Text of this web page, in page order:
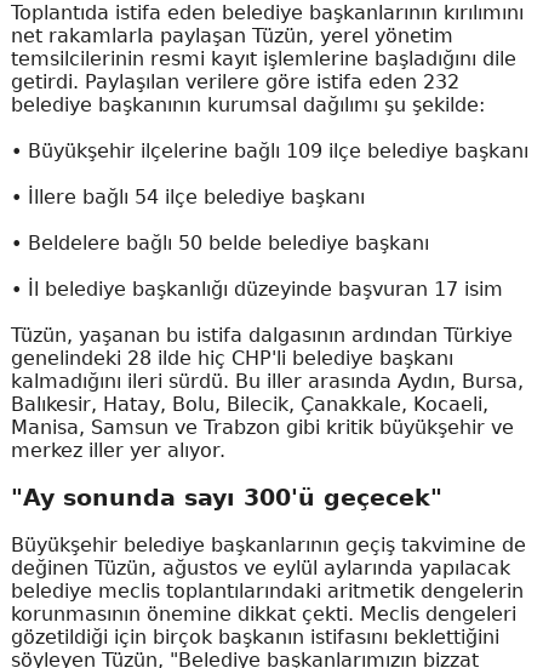
Toplantıda istifa eden belediye başkanlarının kırılımını
net rakamlarla paylaşan Tüzün, yerel yönetim
temsilcilerinin resmi kayıt işlemlerine başladığını dile
getirdi. Paylaşılan verilere göre istifa eden 232
belediye başkanının kurumsal dağılımı şu şekilde:
• Büyükşehir ilçelerine bağlı 109 ilçe belediye başkanı
• İllere bağlı 54 ilçe belediye başkanı
• Beldelere bağlı 50 belde belediye başkanı
• İl belediye başkanlığı düzeyinde başvuran 17 isim
Tüzün, yaşanan bu istifa dalgasının ardından Türkiye
genelindeki 28 ilde hiç CHP'li belediye başkanı
kalmadığını ileri sürdü. Bu iller arasında Aydın, Bursa,
Balıkesir, Hatay, Bolu, Bilecik, Çanakkale, Kocaeli,
Manisa, Samsun ve Trabzon gibi kritik büyükşehir ve
merkez iller yer alıyor.
"Ay sonunda sayı 300'ü geçecek"
Büyükşehir belediye başkanlarının geçiş takvimine de
değinen Tüzün, ağustos ve eylül aylarında yapılacak
belediye meclis toplantılarındaki aritmetik dengelerin
korunmasının önemine dikkat çekti. Meclis dengeleri
gözetildiği için birçok başkanın istifasını beklettiğini
söyleyen Tüzün, "Belediye başkanlarımızın bizzat